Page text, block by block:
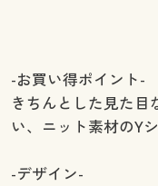
-お買い得ポイント-
きちんとした見た目
い、ニット素材のY
-デザイン-